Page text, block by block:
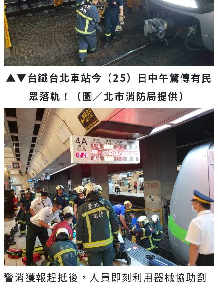
▲▼台鐵台北車站今（25）日中午驚傳有民
眾落軌！（圖／北市消防局提供）
警消獲報趕抵後，人員即刻利用器械協助劉